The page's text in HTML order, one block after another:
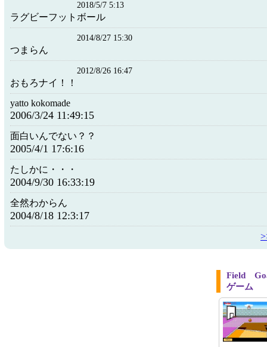
2018/5/7 5:13
ラグビーフットボール
2014/8/27 15:30
つまらん
2012/8/26 16:47
おもろナイ！！
yatto kokomade
2006/3/24 11:49:15
面白いんでない？？
2005/4/1 17:6:16
たしかに・・・
2004/9/30 16:33:19
全然わからん
2004/8/18 12:3:17
Field
ゲーム